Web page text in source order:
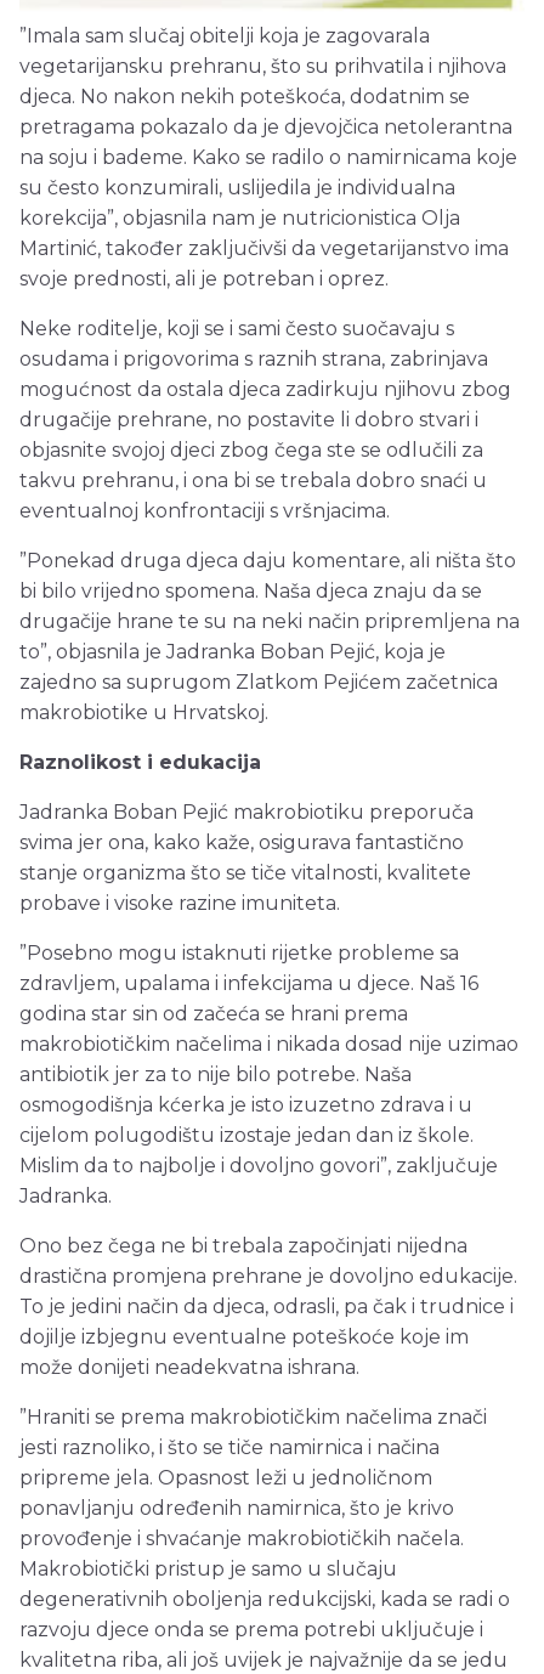
”Imala sam slučaj obitelji koja je zagovarala
vegetarijansku prehranu, što su prihvatila i njihova
djeca. No nakon nekih poteškoća, dodatnim se
pretragama pokazalo da je djevojčica netolerantna
na soju i bademe. Kako se radilo o namirnicama koje
su često konzumirali, uslijedila je individualna
korekcija”, objasnila nam je nutricionistica Olja
Martinić, također zaključivši da vegetarijanstvo ima
svoje prednosti, ali je potreban i oprez.
Neke roditelje, koji se i sami često suočavaju s
osudama i prigovorima s raznih strana, zabrinjava
mogućnost da ostala djeca zadirkuju njihovu zbog
drugačije prehrane, no postavite li dobro stvari i
objasnite svojoj djeci zbog čega ste se odlučili za
takvu prehranu, i ona bi se trebala dobro snaći u
eventualnoj konfrontaciji s vršnjacima.
”Ponekad druga djeca daju komentare, ali ništa što
bi bilo vrijedno spomena. Naša djeca znaju da se
drugačije hrane te su na neki način pripremljena na
to”, objasnila je Jadranka Boban Pejić, koja je
zajedno sa suprugom Zlatkom Pejićem začetnica
makrobiotike u Hrvatskoj.
Raznolikost i edukacija
Jadranka Boban Pejić makrobiotiku preporuča
svima jer ona, kako kaže, osigurava fantastično
stanje organizma što se tiče vitalnosti, kvalitete
probave i visoke razine imuniteta.
”Posebno mogu istaknuti rijetke probleme sa
zdravljem, upalama i infekcijama u djece. Naš 16
godina star sin od začeća se hrani prema
makrobiotičkim načelima i nikada dosad nije uzimao
antibiotik jer za to nije bilo potrebe. Naša
osmogodišnja kćerka je isto izuzetno zdrava i u
cijelom polugodištu izostaje jedan dan iz škole.
Mislim da to najbolje i dovoljno govori”, zaključuje
Jadranka.
Ono bez čega ne bi trebala započinjati nijedna
drastična promjena prehrane je dovoljno edukacije.
To je jedini način da djeca, odrasli, pa čak i trudnice i
dojilje izbjegnu eventualne poteškoće koje im
može donijeti neadekvatna ishrana.
”Hraniti se prema makrobiotičkim načelima znači
jesti raznoliko, i što se tiče namirnica i načina
pripreme jela. Opasnost leži u jednoličnom
ponavljanju određenih namirnica, što je krivo
provođenje i shvaćanje makrobiotičkih načela.
Makrobiotički pristup je samo u slučaju
degenerativnih oboljenja redukcijski, kada se radi o
razvoju djece onda se prema potrebi uključuje i
kvalitetna riba, ali još uvijek je najvažnije da se jedu